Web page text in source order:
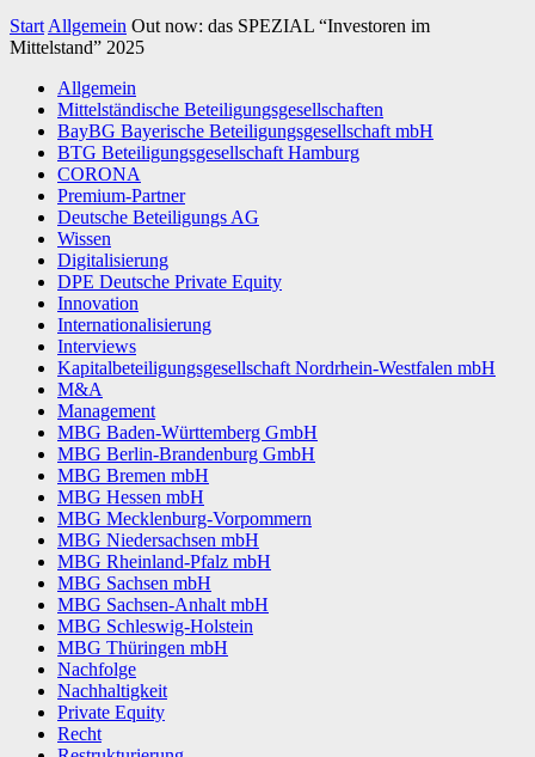
Start Allgemein Out now: das SPEZIAL “Investoren im
Mittelstand” 2025
Allgemein
Mittelständische Beteiligungsgesellschaften
BayBG Bayerische Beteiligungsgesellschaft mbH
BTG Beteiligungsgesellschaft Hamburg
CORONA
Premium-Partner
Deutsche Beteiligungs AG
Wissen
Digitalisierung
DPE Deutsche Private Equity
Innovation
Internationalisierung
Interviews
Kapitalbeteiligungsgesellschaft Nordrhein-Westfalen mbH
M&A
Management
MBG Baden-Württemberg GmbH
MBG Berlin-Brandenburg GmbH
MBG Bremen mbH
MBG Hessen mbH
MBG Mecklenburg-Vorpommern
MBG Niedersachsen mbH
MBG Rheinland-Pfalz mbH
MBG Sachsen mbH
MBG Sachsen-Anhalt mbH
MBG Schleswig-Holstein
MBG Thüringen mbH
Nachfolge
Nachhaltigkeit
Private Equity
Recht